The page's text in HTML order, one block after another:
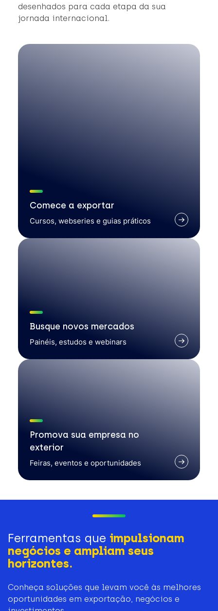
desenhados para cada etapa da sua
jornada internacional.
Comece a exportar
Cursos, webseries e guias práticos
Busque novos mercados
Painéis, estudos e webinars
Promova sua empresa no
exterior
Feiras, eventos e oportunidades
Ferramentas que impulsionam
negócios e ampliam seus
horizontes.
Conheça soluções que levam você às melhores
oportunidades em exportação, negócios e